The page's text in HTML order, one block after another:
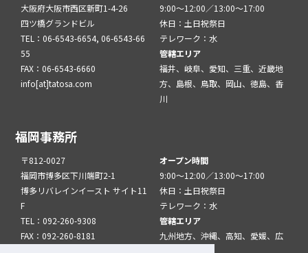
大阪府大阪市西区新町1-4-26
四ツ橋グランドビル
TEL：06-6543-6654, 06-6543-66
55
FAX：06-6543-6660
info[at]tatosa.com
9:00～12:00／13:00～17:00
休日：土日祝祭日
テレワーク：水
管轄エリア
福井、岐阜、愛知、三重、近畿地
方、島根、鳥取、岡山、徳島、香
川
福岡事務所
〒812-0027
福岡市博多区下川端町2-1
博多リバレインイースト サイト11
F
TEL：092-260-9308
FAX：092-260-8181
オープン時間
9:00～12:00／13:00～17:00
休日：土日祝祭日
テレワーク：水
管轄エリア
九州地方、沖縄、高知、愛媛、広